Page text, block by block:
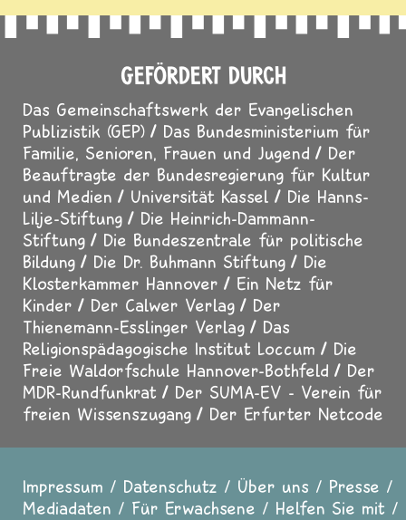
GEFÖRDERT DURCH
Das Gemeinschaftswerk der Evangelischen
Publizistik (GEP)
Das Bundesministerium für
Familie, Senioren, Frauen und Jugend
Der
Beauftragte der Bundesregierung für Kultur
und Medien
Universität Kassel
Die Hanns-
Lilje-Stiftung
Die Heinrich-Dammann-
Stiftung
Die Bundeszentrale für politische
Bildung
Die Dr. Buhmann Stiftung
Die
Klosterkammer Hannover
Ein Netz für
Kinder
Der Calwer Verlag
Der
Thienemann-Esslinger Verlag
Das
Religionspädagogische Institut Loccum
Die
Freie Waldorfschule Hannover-Bothfeld
Der
MDR-Rundfunkrat
Der SUMA-EV - Verein für
freien Wissenszugang
Der Erfurter Netcode
Fußzeile
Impressum Datenschutz Über uns
Presse
Mediadaten
Für Erwachsene
Helfen Sie mit